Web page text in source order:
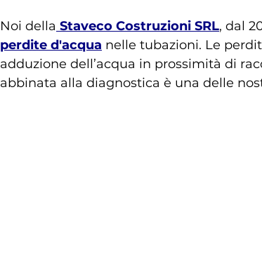
Noi della Staveco Costruzioni SRL, dal
perdite d'acqua nelle tubazioni. Le
adduzione dell’acqua in prossimità di
abbinata alla diagnostica è una delle